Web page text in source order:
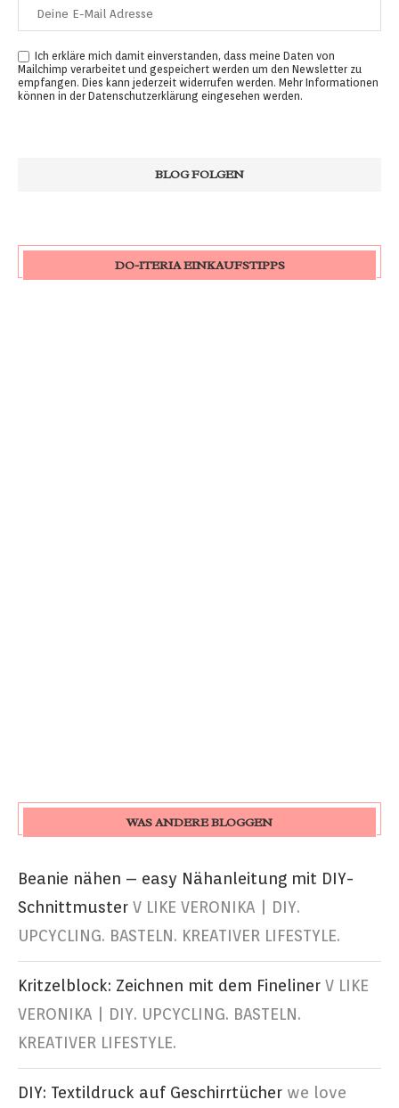
Ich erkläre mich damit einverstanden, dass meine Daten von
Mailchimp verarbeitet und gespeichert werden um den Newsletter zu
empfangen. Dies kann jederzeit widerrufen werden. Mehr Informationen
können in der Datenschutzerklärung eingesehen werden.
DO-ITERIA EINKAUFSTIPPS
WAS ANDERE BLOGGEN
Beanie nähen – easy Nähanleitung mit DIY-
Schnittmuster V LIKE VERONIKA | DIY.
UPCYCLING. BASTELN. KREATIVER LIFESTYLE.
Kritzelblock: Zeichnen mit dem Fineliner V LIKE
VERONIKA | DIY. UPCYCLING. BASTELN.
KREATIVER LIFESTYLE.
DIY: Textildruck auf Geschirrtücher we love